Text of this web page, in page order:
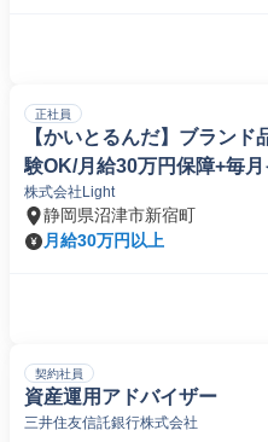
正社員
【かいとるんだ】ブラン
験OK/月給30万円保障+毎
株式会社Light
静岡県沼津市新宿町
月給30万円以上
契約社員
資産運用アドバイザー
三井住友信託銀行株式会社